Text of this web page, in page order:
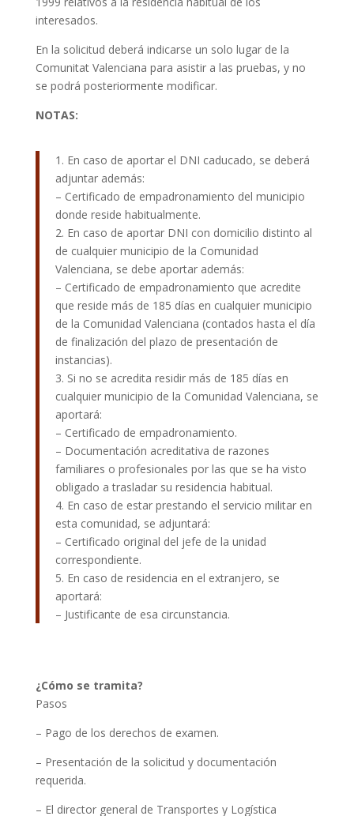
interesados.
En la solicitud deberá indicarse un solo lugar de la
Comunitat Valenciana para asistir a las pruebas, y no
se podrá posteriormente modificar.
NOTAS:
1. En caso de aportar el DNI caducado, se deberá
adjuntar además:
– Certificado de empadronamiento del municipio
donde reside habitualmente.
2. En caso de aportar DNI con domicilio distinto al
de cualquier municipio de la Comunidad
Valenciana, se debe aportar además:
– Certificado de empadronamiento que acredite
que reside más de 185 días en cualquier municipio
de la Comunidad Valenciana (contados hasta el día
de finalización del plazo de presentación de
instancias).
3. Si no se acredita residir más de 185 días en
cualquier municipio de la Comunidad Valenciana, se
aportará:
– Certificado de empadronamiento.
– Documentación acreditativa de razones
familiares o profesionales por las que se ha visto
obligado a trasladar su residencia habitual.
4. En caso de estar prestando el servicio militar en
esta comunidad, se adjuntará:
– Certificado original del jefe de la unidad
correspondiente.
5. En caso de residencia en el extranjero, se
aportará:
– Justificante de esa circunstancia.
¿Cómo se tramita?
Pasos
– Pago de los derechos de examen.
– Presentación de la solicitud y documentación
requerida.
– El director general de Transportes y Logística